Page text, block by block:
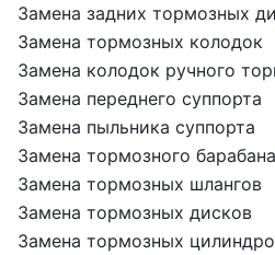
Замена задних тормозных
Замена тормозных колодок
Замена колодок ручного
Замена переднего суппорта
Замена пыльника суппорта
Замена тормозного барабана
Замена тормозных шлангов
Замена тормозных дисков
Замена тормозных